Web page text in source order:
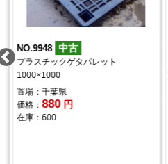
NO.9948 中古
プラスチックゲタパレット
1000×1000
置場：千葉県
価格： 880円
在庫：600